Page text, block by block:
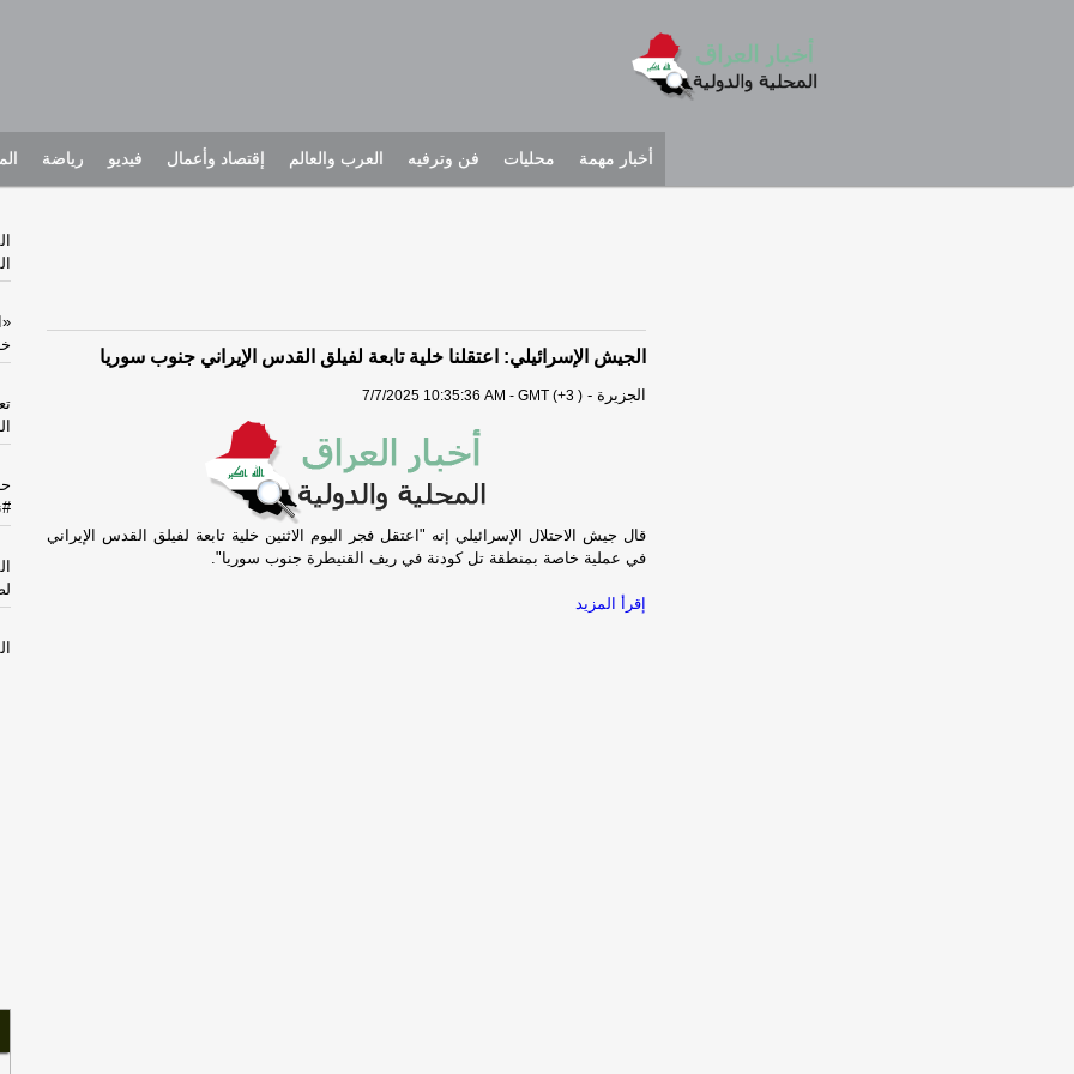
أخبار مهمة محليات فن وترفيه العرب والعالم إقتصاد وأعمال فيديو رياضة
الجيش الإسرائيلي: اعتقلنا خلية تابعة لفيلق القدس الإيراني جنوب سوريا
الجزيرة -
7/7/2025 10:35:36 AM - GMT (+3 )
قال جيش الاحتلال الإسرائيلي إنه "اعتقل فجر اليوم الاثنين خلية تابعة لفيلق القدس الإيراني
في عملية خاصة بمنطقة تل كودنة في ريف القنيطرة جنوب سوريا".
إقرأ المزيد
الـ10
-